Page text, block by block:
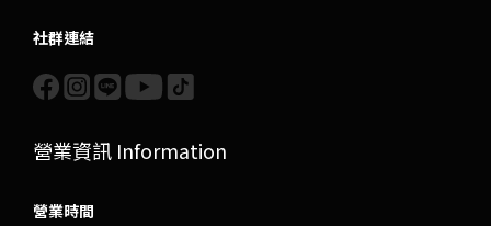
社群連結
營業資訊 Information
營業時間